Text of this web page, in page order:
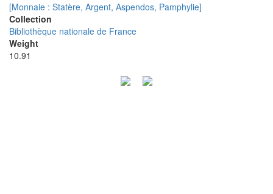
[Monnaie : Statère, Argent, Aspendos, Pamphylie]
Collection
Bibliothèque nationale de France
Weight
10.91